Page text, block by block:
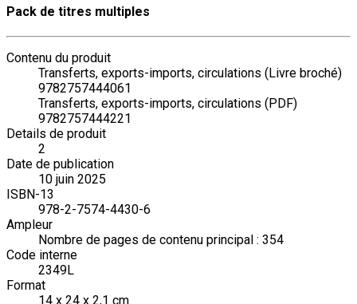
Pack de titres multiples
Contenu du produit
Transferts, exports-imports, circulations (Livre broché)
9782757444061
Transferts, exports-imports, circulations (PDF)
9782757444221
Details de produit
2
Date de publication
10 juin 2025
ISBN-13
978-2-7574-4430-6
Ampleur
Nombre de pages de contenu principal : 354
Code interne
2349L
Format
14 x 24 x 2,1 cm